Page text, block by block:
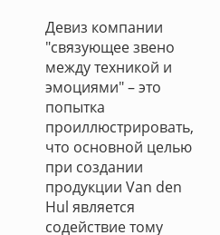
Девиз компании
"связующее звено
между техникой и
эмоциями" – это
попытка
проиллюстрировать,
что основной целью
при создании
продукции Van den
Hul является
содействие тому